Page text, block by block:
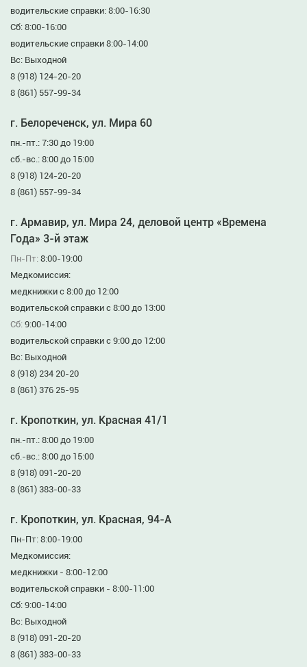
водительские справки: 8:00-16:30
Сб: 8:00-16:00
водительские справки 8:00-14:00
Вс: Выходной
8 (918) 124-20-20
8 (861) 557-99-34
г. Белореченск, ул. Мира 60
пн.-пт.: 7:30 до 19:00
сб.-вс.: 8:00 до 15:00
8 (918) 124-20-20
8 (861) 557-99-34
г. Армавир, ул. Мира 24, деловой центр «Времена
Года» 3-й этаж
Пн-Пт: 8:00-19:00
Медкомиссия:
медкнижки с 8:00 до 12:00
водительской справки с 8:00 до 13:00
Сб: 9:00-14:00
водительской справки с 9:00 до 12:00
Вс: Выходной
8 (918) 234 20-20
8 (861) 376 25-95
г. Кропоткин, ул. Красная 41/1
пн.-пт.: 8:00 до 19:00
сб.-вс.: 8:00 до 15:00
8 (918) 091-20-20
8 (861) 383-00-33
г. Кропоткин, ул. Красная, 94-А
Пн-Пт: 8:00-19:00
Медкомиссия:
медкнижки - 8:00-12:00
водительской справки - 8:00-11:00
Сб: 9:00-14:00
Вс: Выходной
8 (918) 091-20-20
8 (861) 383-00-33